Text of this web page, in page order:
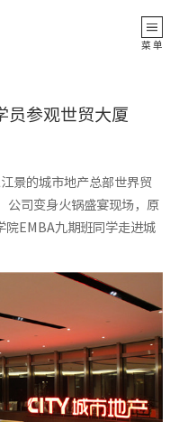
返 回
菜 单
员参观世贸大厦
景的城市地产总部世界贸
公司变身火锅盛宴现场，原
院EMBA九期班同学走进城